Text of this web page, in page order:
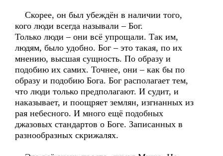
Скорее, он был убеждён в наличии того,
кого люди всегда называли – Бог.
Только люди – они всё упрощали. Так им,
людям, было удобно. Бог – это такая, по их
мнению, высшая сущность. По образу и
подобию их самих. Точнее, они – как бы по
образу и подобию Бога. Бог располагает тем,
что люди только предполагают. И судит, и
наказывает, и поощряет землян, изгнанных из
рая небесного. И много ещё подобных
джазовых стандартов о Боге. Записанных в
разнообразных скрижалях.